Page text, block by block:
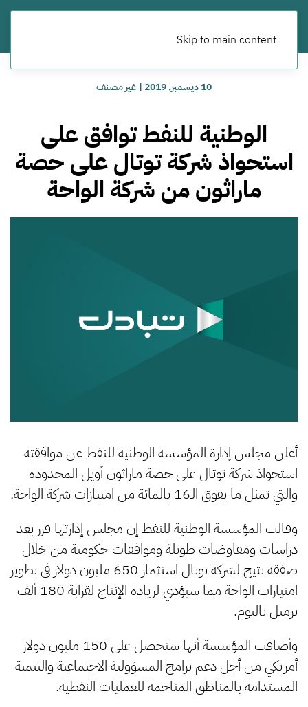
Skip to main content
10 ديسمبر, 2019 | غير مصنف
الوطنية للنفط توافق على
استحواذ شركة توتال على حصة
ماراثون من شركة الواحة
أعلن مجلس إدارة المؤسسة الوطنية للنفط عن موافقته
استحواذ شركة توتال على حصة ماراثون أويل المحدودة
والتي تمثل ما يفوق الـ16 بالمائة من امتيازات شركة الواحة.
وقالت المؤسسة الوطنية للنفط إن مجلس إدارتها قرر بعد
دراسات ومفاوضات طويلة وموافقات حكومية من خلال
صفقة تتيح لشركة توتال استثمار 650 مليون دولار في تطوير
امتيازات الواحة مما سيؤدي لزيادة الإنتاج لقرابة 180 ألف
برميل باليوم.
وأضافت المؤسسة أنها ستحصل على 150 مليون دولار
أمريكي من أجل دعم برامج المسؤولية الاجتماعية والتنمية
المستدامة بالمناطق المتاخمة للعمليات النفطية.